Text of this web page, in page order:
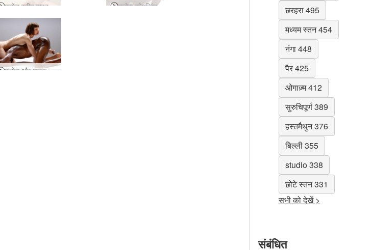
फ्लोरा स्वीट वाइब्रेशन्स फ्लोरा ट्रेमब्लिंग टॉर्चर
फ्लोरा और माइक चरम आकर्षण
छरहरा 495
मध्यम स्तन 454
नंगा 448
पैर 425
ओगाज़्म 412
सुरुचिपूर्ण 389
हस्तमैथुन 376
बिल्ली 355
studio 338
छोटे स्तन 331
सभी को देखें >
संबंधित